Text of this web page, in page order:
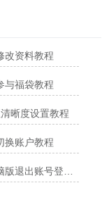
改资料教程
与福袋教程
晰度设置教程
换账户教程